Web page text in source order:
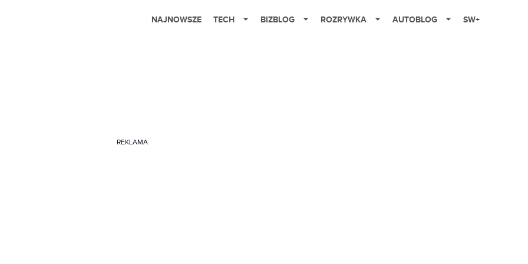
NAJNOWSZE TECH BIZBLOG ROZRYWKA AUTOBLOG SW+
REKLAMA